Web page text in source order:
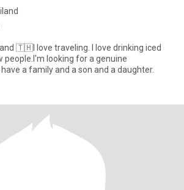
🇹🇭I love traveling. I love drinking iced
people.I'm looking for a genuine
a family and a son and a daughter.